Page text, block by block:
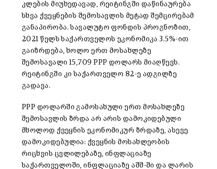
კლების მიუხედავად, რეიტინგში დაწინაურება
სხვა ქვეყნების შემოსავლის მეტად შემცირებამ
განაპირობა. სავალუტო ფონდის პროგნოზით,
2021 წელს საქართველოს ეკონომიკა 3.5%-ით
გაიზრდება, ხოლო ერთ მოსახლეზე
შემოსავალი 15,709 PPP დოლარს მიაღწევს.
რეიტინგში კი საქართველო 82-ე ადგილზე
გადავა.
PPP დოლარში გამოსახული ერთ მოსახლეზე
შემოსავლის ზრდა არ არის დამოკიდებული
მხოლოდ ქვეყნის ეკონომიკურ ზრდაზე, ასევე
დამოკიდებულია: ქვეყნის მოსახლეობის
რიცხვის ცვლილებაზე, ინფლაციაზე
საქართველოში, ინფლაციაზე აშშ-ში და ლარის